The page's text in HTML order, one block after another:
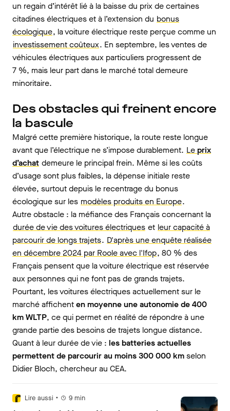
un regain d’intérêt lié à la baisse du prix de certaines
citadines électriques et à l’extension du bonus
écologique, la voiture électrique reste perçue comme un
investissement coûteux. En septembre, les ventes de
véhicules électriques aux particuliers progressent de
7 %, mais leur part dans le marché total demeure
minoritaire.
Des obstacles qui freinent encore
la bascule
Malgré cette première historique, la route reste longue
avant que l’électrique ne s’impose durablement. Leprix
d’achat demeure le principal frein. Même si les coûts
d’usage sont plus faibles, la dépense initiale reste
élevée, surtout depuis le recentrage du bonus
écologique sur les modèles produits en Europe.
Autre obstacle : la méfiance des Français concernant la
durée de vie des voitures électriques et leur capacité à
parcourir de longs trajets. D'après une enquête réalisée
en décembre 2024 par Roole avec l'Ifop, 80 % des
Français pensent que la voiture électrique est réservée
aux personnes qui ne font pas de grands trajets.
Pourtant, les voitures électriques actuellement sur le
marché affichenten moyenne une autonomie de 400
km WLTP, ce qui permet en réalité de répondre à une
grande partie des besoins de trajets longue distance.
Quant à leur durée de vie : les batteries actuelles
permettent de parcourir au moins 300 000 kmselon
Didier Bloch, chercheur au CEA.
Lire aussi • 9 min